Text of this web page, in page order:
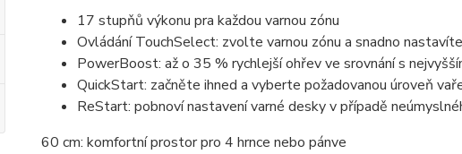
17 stupňů výkonu pra každou varnou zónu
Ovládání TouchSelect: zvolte varnou zónu a snadno
PowerBoost: až o 35 % rychlejší ohřev ve srovnání s
QuickStart: začněte ihned a vyberte požadovanou úroveň
ReStart: pobnoví nastavení varné desky v případě
60 cm: komfortní prostor pro 4 hrnce nebo pánve